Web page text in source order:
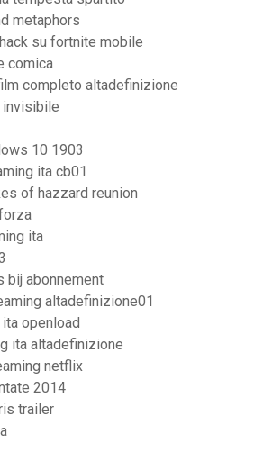
metaphors
su fortnite mobile
comica
completo altadefinizione
invisibile
10 1903
ita cb01
of hazzard reunion
ita
bij abonnement
altadefinizione01
openload
ita altadefinizione
netflix
2014
trailer